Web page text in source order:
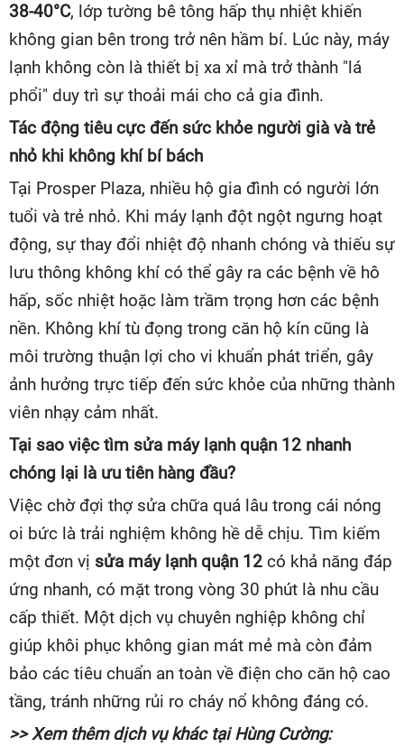
38-40°C, lớp tường bê tông hấp thụ nhiệt khiến
không gian bên trong trở nên hầm bí. Lúc này, máy
lạnh không còn là thiết bị xa xỉ mà trở thành "lá
phổi" duy trì sự thoải mái cho cả gia đình.
Tác động tiêu cực đến sức khỏe người già và trẻ
nhỏ khi không khí bí bách
Tại Prosper Plaza, nhiều hộ gia đình có người lớn
tuổi và trẻ nhỏ. Khi máy lạnh đột ngột ngưng hoạt
động, sự thay đổi nhiệt độ nhanh chóng và thiếu sự
lưu thông không khí có thể gây ra các bệnh về hô
hấp, sốc nhiệt hoặc làm trầm trọng hơn các bệnh
nền. Không khí tù đọng trong căn hộ kín cũng là
môi trường thuận lợi cho vi khuẩn phát triển, gây
ảnh hưởng trực tiếp đến sức khỏe của những thành
viên nhạy cảm nhất.
Tại sao việc tìm sửa máy lạnh quận 12 nhanh
chóng lại là ưu tiên hàng đầu?
Việc chờ đợi thợ sửa chữa quá lâu trong cái nóng
oi bức là trải nghiệm không hề dễ chịu. Tìm kiếm
một đơn vị sửa máy lạnh quận 12 có khả năng đáp
ứng nhanh, có mặt trong vòng 30 phút là nhu cầu
cấp thiết. Một dịch vụ chuyên nghiệp không chỉ
giúp khôi phục không gian mát mẻ mà còn đảm
bảo các tiêu chuẩn an toàn về điện cho căn hộ cao
tầng, tránh những rủi ro cháy nổ không đáng có.
>> Xem thêm dịch vụ khác tại Hùng Cường: